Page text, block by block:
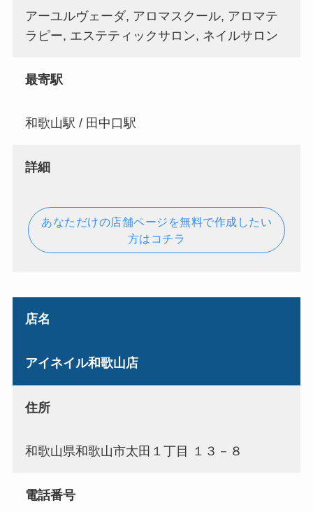
アーユルヴェーダ, アロマスクール, アロマテ
ラピー, エステティックサロン, ネイルサロン
最寄駅
和歌山駅 / 田中口駅
詳細
あなただけの店舗ページを無料で作成したい
方はコチラ
店名
アイネイル和歌山店
住所
和歌山県和歌山市太田１丁目 １３－８
電話番号